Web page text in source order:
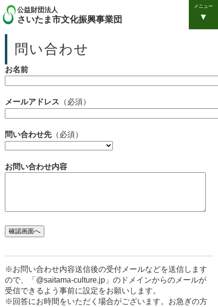
公益財団法人
さいたま市文化振興事業団
メニュー
問い合わせ
お名前
メールアドレス （必須）
問い合わせ先（必須）
お問い合わせ内容
※お問い合わせ内容送信後の受付メールなどを送信します
ので、「@saitama-culture.jp」のドメインからのメールが
受信できるよう事前に設定をお願いします。
※回答にお時間をいただく場合がございます。お急ぎの方